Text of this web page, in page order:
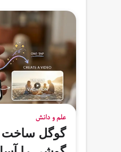
علم و دانش
گوگل ساخت